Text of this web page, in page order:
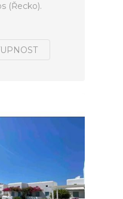
(Řecko).